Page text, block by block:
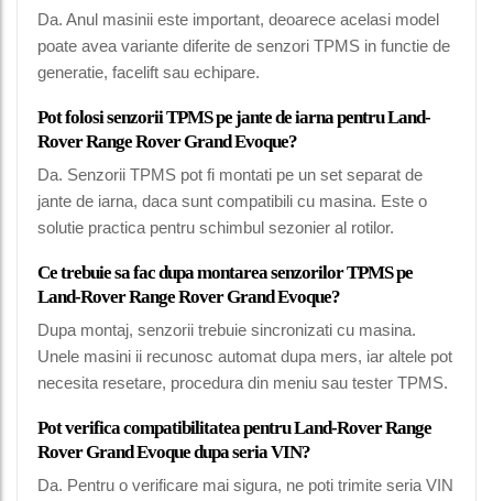
Da. Anul masinii este important, deoarece acelasi model
poate avea variante diferite de senzori TPMS in functie de
generatie, facelift sau echipare.
Pot folosi senzorii TPMS pe jante de iarna pentru Land-
Rover Range Rover Grand Evoque?
Da. Senzorii TPMS pot fi montati pe un set separat de
jante de iarna, daca sunt compatibili cu masina. Este o
solutie practica pentru schimbul sezonier al rotilor.
Ce trebuie sa fac dupa montarea senzorilor TPMS pe
Land-Rover Range Rover Grand Evoque?
Dupa montaj, senzorii trebuie sincronizati cu masina.
Unele masini ii recunosc automat dupa mers, iar altele pot
necesita resetare, procedura din meniu sau tester TPMS.
Pot verifica compatibilitatea pentru Land-Rover Range
Rover Grand Evoque dupa seria VIN?
Da. Pentru o verificare mai sigura, ne poti trimite seria VIN